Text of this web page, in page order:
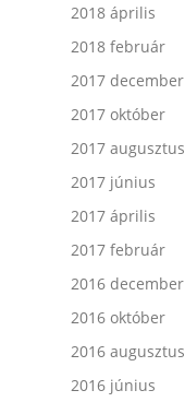
2018 április
2018 február
2017 december
2017 október
2017 augusztus
2017 június
2017 április
2017 február
2016 december
2016 október
2016 augusztus
2016 június